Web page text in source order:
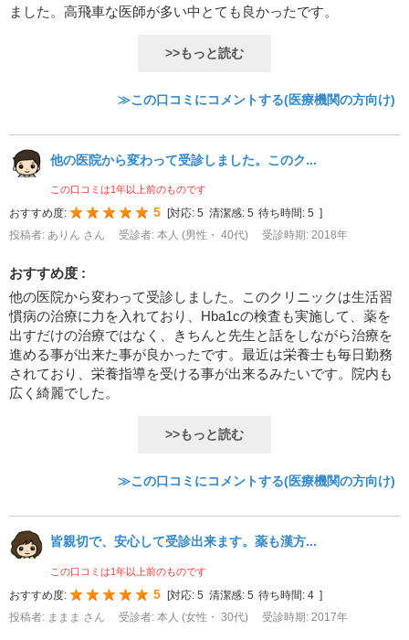
ました。高飛車な医師が多い中とても良かったです。
>>もっと読む
≫この口コミにコメントする(医療機関の方向け)
他の医院から変わって受診しました。このク...
この口コミは1年以上前のものです
おすすめ度: 5 対応: 5 清潔感: 5 待ち時間: 5
投稿者: ありん さん
受診者: 本人 (男性・ 40代) 受診時期: 2018年
おすすめ度 :
他の医院から変わって受診しました。このクリニックは生活習
慣病の治療に力を入れており、Hba1cの検査も実施して、薬を
出すだけの治療ではなく、きちんと先生と話をしながら治療を
進める事が出来た事が良かったです。最近は栄養士も毎日勤務
されており、栄養指導を受ける事が出来るみたいです。院内も
広く綺麗でした。
>>もっと読む
≫この口コミにコメントする(医療機関の方向け)
皆親切で、安心して受診出来ます。薬も漢方...
この口コミは1年以上前のものです
おすすめ度: 5 [対応: 5 清潔感: 5 待ち時間: 4 ]
投稿者: ままま さん
受診者: 本人 (女性・ 30代) 受診時期: 2017年